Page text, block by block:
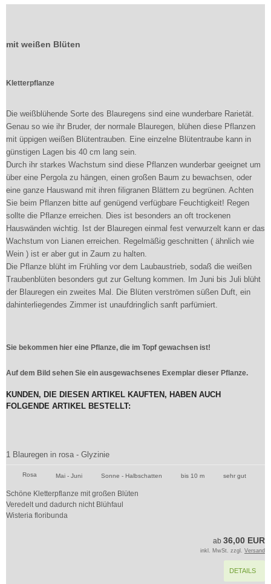
mit weißen Blüten
Kletterpflanze
Die weißblühende Sorte des Blauregens sind eine wunderbare Rarietät.
Genau so wie ihr Bruder, der normale Blauregen, blühen diese Pflanzen
mit üppigen weißen Blütentrauben. Eine einzelne Blütentraube kann in
günstigen Lagen bis 40 cm lang sein.
Durch ihr starkes Wachstum sind diese Pflanzen wunderbar geeignet um
über eine Pergola zu hängen, einen großen Baum zu bewachsen, oder
eine ganze Hauswand mit ihren filigranen Blättern zu begrünen. Achten
Sie beim Pflanzen bitte auf genügend verfügbare Feuchtigkeit! Regen
sollte die Pflanze erreichen. Dies ist besonders an oft trockenen
Hauswänden wichtig. Ist der Blauregen einmal fest verwurzelt kann er das
Wachstum von Lianen erreichen. Regelmäßig geschnitten ( ähnlich wie
Wein ) ist er aber gut in Zaum zu halten.
Die Pflanze blüht im Frühling vor dem Laubaustrieb, sodaß die weißen
Traubenblüten besonders gut zur Geltung kommen. Im Juni bis Juli blüht
der Blauregen ein zweites Mal. Die Blüten verströmen süßen Duft, ein
dahinterliegendes Zimmer ist unaufdringlich sanft parfümiert.
Sie bekommen hier eine Pflanze, die im Topf gewachsen ist!
Auf dem Bild sehen Sie ein ausgewachsenes Exemplar dieser Pflanze.
KUNDEN, DIE DIESEN ARTIKEL KAUFTEN, HABEN AUCH
FOLGENDE ARTIKEL BESTELLT:
1 Blauregen in rosa - Glyzinie
Rosa Mai - Juni Sonne - Halbschatten bis 10 m sehr gut
Schöne Kletterpflanze mit großen Blüten
Veredelt und dadurch nicht Blühfaul
Wisteria floribunda
ab 36,00 EUR
inkl. MwSt. zzgl. Versand
DETAILS